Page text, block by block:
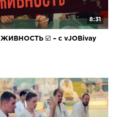
8:31
☑️ – с vJOBivay